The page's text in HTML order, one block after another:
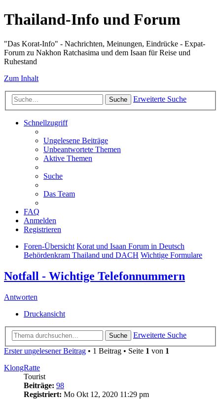
Thailand-Info und Forum
"Das Korat-Info" - Nachrichten, Meinungen, Eindrücke - Expat-
Forum zu Nakhon Ratchasima und dem Isaan für Reise und
Ruhestand
Zum Inhalt
Suche Erweiterte Suche
Schnellzugriff
Ungelesene Beiträge
Unbeantwortete Themen
Aktive Themen
Suche
Das Team
FAQ
Anmelden
Registrieren
Foren-Übersicht Korat und Isaan Forum in Deutsch
Behördenkram Thailand und DACH Wichtige Formulare
Notfall - Wichtige Telefonnummern
Antworten
Druckansicht
Suche
Erweiterte Suche
Erster ungelesener Beitrag • 1 Beitrag • Seite 1 von 1
KlongRatte
Tourist
Beiträge: 98
Registriert: Mo Okt 12, 2020 11:29 pm